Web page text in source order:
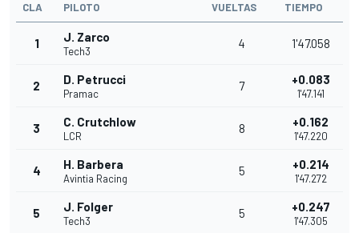
CLA PILOTO VUELTAS TIEMPO
1 J. Zarco
Tech3
4 1'47.058
2 D. Petrucci
Pramac
7 +0.083
1'47.141
3 C. Crutchlow
LCR
8 +0.162
1'47.220
4 H. Barbera
Avintia Racing
5 +0.214
1'47.272
5 J. Folger
Tech3
5 +0.247
1'47.305